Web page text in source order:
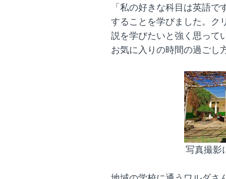
「私の好きな科目は英語
することを学びました。ク
説を学びたいと強く思って
お気に入りの時間の過ごし
写真撮影